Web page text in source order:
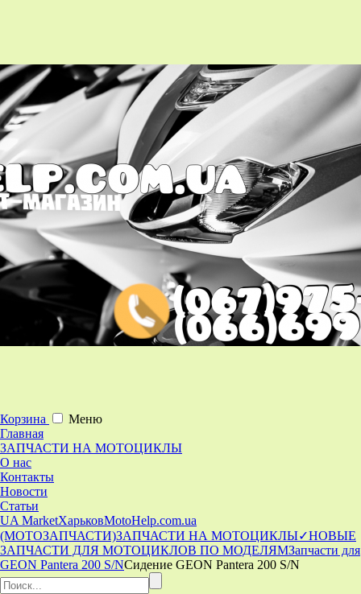
Корзина
Меню
Главная
ЗАПЧАСТИ НА МОТОЦИКЛЫ
О нас
Контакты
Новости
Статьи
UA MarketХарьковMotoHelp.com.ua
(МОТОЗАПЧАСТИ)ЗАПЧАСТИ НА МОТОЦИКЛЫ✓НОВЫЕ
ЗАПЧАСТИ ДЛЯ МОТОЦИКЛОВ ПО МОДЕЛЯМЗапчасти для
GEON Pantera 200 S/NСидение GEON Pantera 200 S/N